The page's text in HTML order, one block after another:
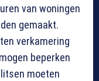
van woningen
gemaakt.
verkamering
beperken
moeten